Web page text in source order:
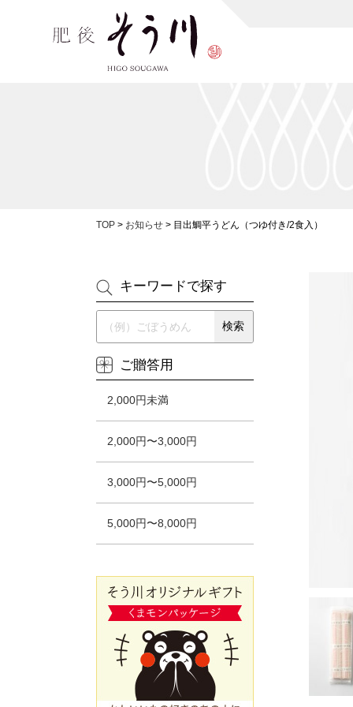
TOP > お知らせ > 目出鯛平うどん（つゆ付き/2食入）
キーワードで探す
ご贈答用
2,000円未満
2,000円〜3,000円
3,000円〜5,000円
5,000円〜8,000円